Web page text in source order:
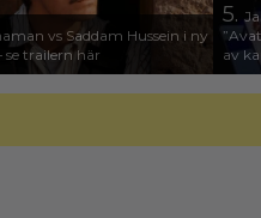
vs Saddam Hussein i ny
se trailern här
5.
av